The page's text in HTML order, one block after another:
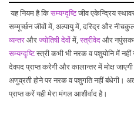
यह नियम है किसम्यग्दृष्टिजीव एकेन्द्रिय
सम्मूर्च्छन जीवों में, अल्पायु में, दरिद्र और
व्यन्तरऔरज्योतिषी देवोंमें,स्त्रीवेदऔर
सम्यग्दृष्टिस्त्री कभी भी नरक व पशुयोनि में नहीं
देवपद प्राप्त करेगी और कालान्तर में मोक्ष
अणुव्रती होने पर नरक व पशुगति नहीं बंधेगी।
प्राप्त करें यही मेरा मंगल आशीर्वाद है।